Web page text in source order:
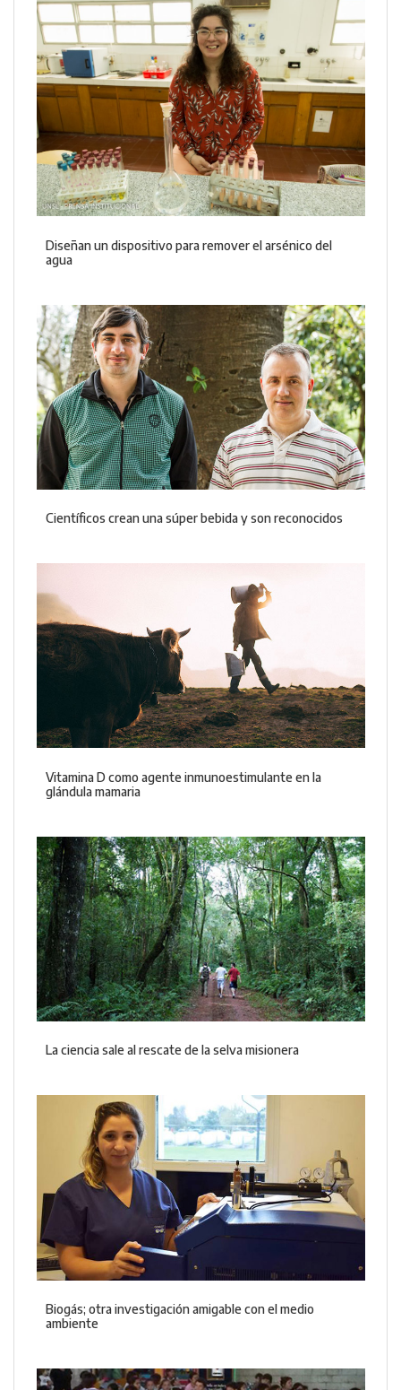
Diseñan un dispositivo para remover el arsénico del
agua
Científicos crean una súper bebida y son reconocidos
Vitamina D como agente inmunoestimulante en la
glándula mamaria
La ciencia sale al rescate de la selva misionera
Biogás; otra investigación amigable con el medio
ambiente